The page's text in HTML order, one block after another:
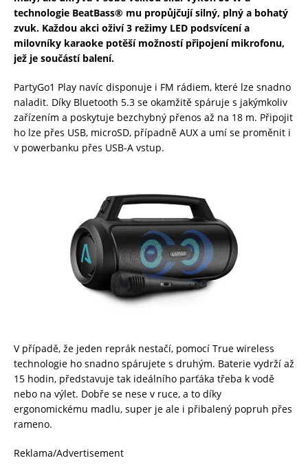
technologie BeatBass® mu propůjčují silný, plný a bohatý
zvuk. Každou akci oživí 3 režimy LED podsvícení a
milovníky karaoke potěší možností připojení mikrofonu,
jež je součástí balení.
PartyGo1 Play navíc disponuje i FM rádiem, které lze snadno
naladit. Díky Bluetooth 5.3 se okamžitě spáruje s jakýmkoliv
zařízením a poskytuje bezchybný přenos až na 18 m. Připojit
ho lze přes USB, microSD, případně AUX a umí se proměnit i
v powerbanku přes USB-A vstup.
V případě, že jeden reprák nestačí, pomocí True wireless
technologie ho snadno spárujete s druhým. Baterie vydrží až
15 hodin, představuje tak ideálního parťáka třeba k vodě
nebo na výlet. Dobře se nese v ruce, a to díky
ergonomickému madlu, super je ale i přibalený popruh přes
rameno.
Reklama/Advertisement